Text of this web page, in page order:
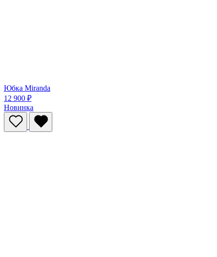
Юбка Miranda
12 900 ₽
Новинка